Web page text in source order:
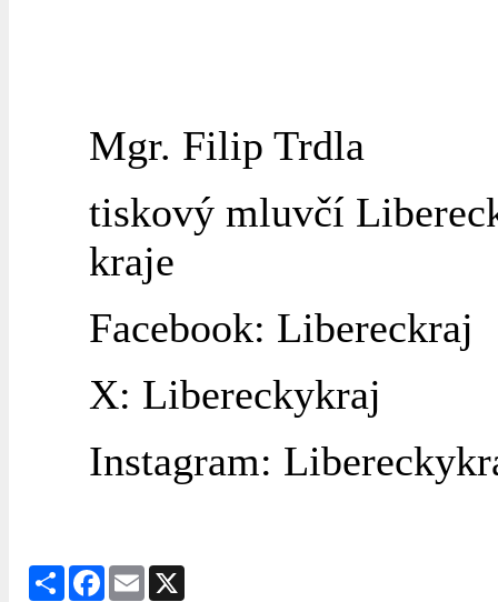
Mgr. Filip Trdla
tiskový mluvčí
kraje
Facebook: Libereckraj
X: Libereckykraj
Instagram:
Share Facebook
Email